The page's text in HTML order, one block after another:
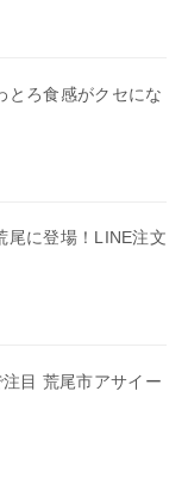
とろ食感がクセにな
尾に登場！LINE注文
目 荒尾市アサイー